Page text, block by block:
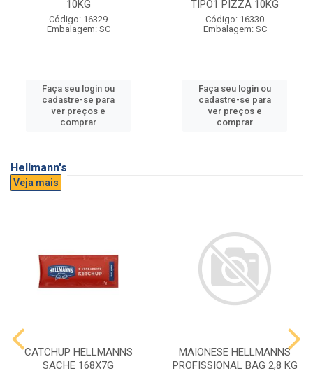
10KG
Código: 16329
Embalagem: SC
Faça seu login ou
cadastre-se para
ver preços e
comprar
TIPO1 PIZZA 10KG
Código: 16330
Embalagem: SC
Faça seu login ou
cadastre-se para
ver preços e
comprar
Hellmann's
Veja mais
CATCHUP HELLMANNS
SACHE 168X7G
MAIONESE HELLMANNS
PROFISSIONAL BAG 2,8 KG